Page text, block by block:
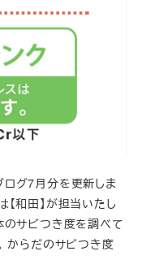
グ7月分を更新しま
和田】が担当いたし
のサビつき度を調べて
からだのサビつき度